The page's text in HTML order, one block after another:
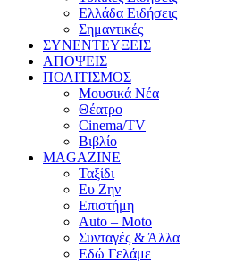
Ελλάδα Ειδήσεις
Σημαντικές
ΣΥΝΕΝΤΕΥΞΕΙΣ
ΑΠΟΨΕΙΣ
ΠΟΛΙΤΙΣΜΟΣ
Μουσικά Νέα
Θέατρο
Cinema/TV
Βιβλίο
MAGAZINE
Ταξίδι
Ευ Ζην
Επιστήμη
Auto – Moto
Συνταγές & Άλλα
Εδώ Γελάμε